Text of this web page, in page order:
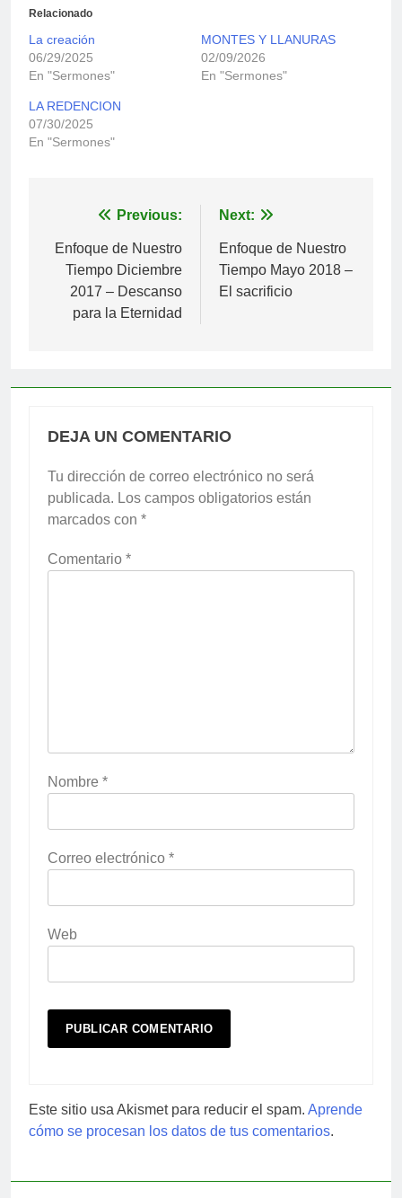
Relacionado
La creación
06/29/2025
En "Sermones"
MONTES Y LLANURAS
02/09/2026
En "Sermones"
LA REDENCION
07/30/2025
En "Sermones"
Navegación
de
entradas
Previous:
Enfoque de Nuestro
Tiempo Diciembre
2017 – Descanso
para la Eternidad
Next:
Enfoque de Nuestro
Tiempo Mayo 2018 –
El sacrificio
DEJA UN COMENTARIO
Tu dirección de correo electrónico no será
publicada. Los campos obligatorios están
marcados con *
Comentario *
Nombre *
Correo electrónico *
Web
Este sitio usa Akismet para reducir el spam. Aprende
cómo se procesan los datos de tus comentarios.